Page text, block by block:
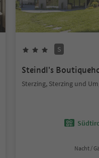
S
Steindl's
Sterzing, Sterzing und
Nacht /